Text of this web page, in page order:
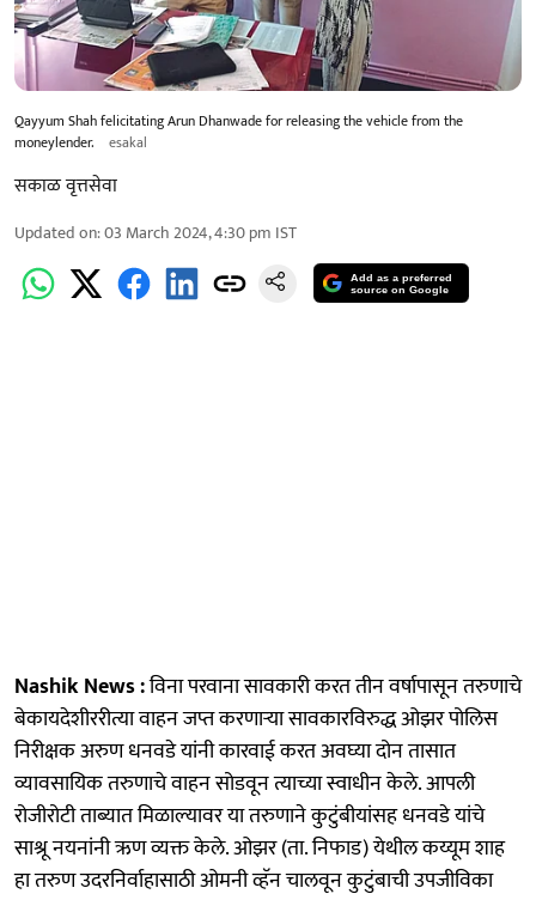
Qayyum Shah felicitating Arun Dhanwade for releasing the vehicle from the
moneylender.
esakal
सकाळ वृत्तसेवा
Updated on:03 March 2024, 4:30 pm IST
Add as a preferred
source on Google
Nashik News :विना परवाना सावकारी करत तीन वर्षापासून तरुणाचे
बेकायदेशीररीत्या वाहन जप्त करणाऱ्या सावकारविरुद्ध ओझर पोलिस
निरीक्षक अरुण धनवडे यांनी कारवाई करत अवघ्या दोन तासात
व्यावसायिक तरुणाचे वाहन सोडवून त्याच्या स्वाधीन केले. आपली
रोजीरोटी ताब्यात मिळाल्यावर या तरुणाने कुटुंबीयांसह धनवडे यांचे
साश्रू नयनांनी ऋण व्यक्त केले. ओझर (ता. निफाड) येथील कय्यूम शाह
हा तरुण उदरनिर्वाहासाठी ओमनी व्हॅन चालवून कुटुंबाची उपजीविका